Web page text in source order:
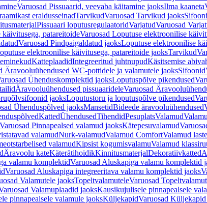
Varuosad Pissuaarid, veevaba käitamine jaoksIlma kaaneta
eraldusseinadTarvikudVaruosad Tarvikud jaoks
Pissuaari loputusregulaatoridVarjatudVaruosad
patareitoideVaruosad Loputuse elektroonilise
Varuosad Pindpaigaldatud jaoksLoputuse elektroonilise
elektroonilise käivitusega, patareitoide jaoksTarvikud
KatteplaadidIntegreeritud juhtnupudKäsitsemise
Äravooluühendused WC-pottidele ja valamutele jaoksSifoonid
Ühenduskomplektid jaoksLoputuspõlve pikendused
Äravooluühendused pissuaarideleVaruosad
jaoksLoputustoru ja loputuspõlve pikendused
Ühenduspõlved jaoksMansetidBideede äravooluühendused
KattedÜhendusedTihendidPesuplatsValamud
Varuosad Pinnapealsed valamud jaoksKätepesuvalamud
valamudNurk-valamudValamud ComfortValamud
valamudKipsist kogumisvalamuValamud
Äravoolu kateKäterätihoidikKinnitusmaterjalDekoratiivkatted
valamu komplektidVaruosad Aluskapiga valamu komplektid
Varuosad Aluskapiga integreeritava valamu komplektid jaoks
Valamutele jaoksTopeltvalamuteleVaruosad
Valamuplaadid jaoksKausikujulisele pinnapealsele
pinnapealsele valamule jaoksKüljekapidVaruosad